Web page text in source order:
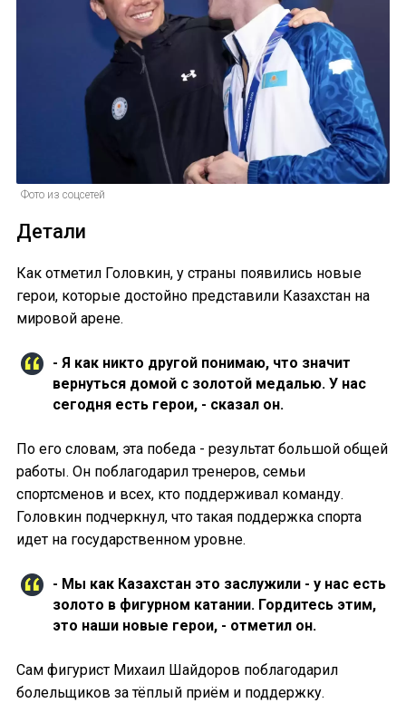
Фото из соцсетей
Детали
Как отметил Головкин, у страны появились новые
герои, которые достойно представили Казахстан на
мировой арене.
- Я как никто другой понимаю, что значит
вернуться домой с золотой медалью. У нас
сегодня есть герои, - сказал он.
По его словам, эта победа - результат большой общей
работы. Он поблагодарил тренеров, семьи
спортсменов и всех, кто поддерживал команду.
Головкин подчеркнул, что такая поддержка спорта
идет на государственном уровне.
- Мы как Казахстан это заслужили - у нас есть
золото в фигурном катании. Гордитесь этим,
это наши новые герои, - отметил он.
Сам фигурист Михаил Шайдоров поблагодарил
болельщиков за тёплый приём и поддержку.